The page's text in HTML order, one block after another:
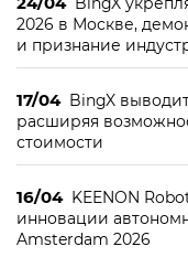
2026 в Москве,
и признание
17/04 BingX
расширяя
стоимости
16/04 KEENON
инновации
Amsterdam 2026